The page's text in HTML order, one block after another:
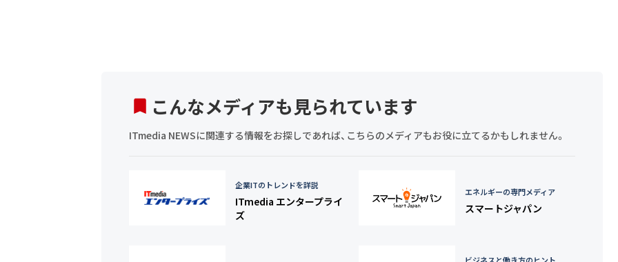
こんなメディアも見られています
ITmedia NEWSに関連する情報をお探しであれば、こちらのメディアもお役に立てるかもしれません。
企業ITのトレンドを詳説
ITmedia エンタープライ
ズ
エネルギーの専門メディア
スマートジャパン